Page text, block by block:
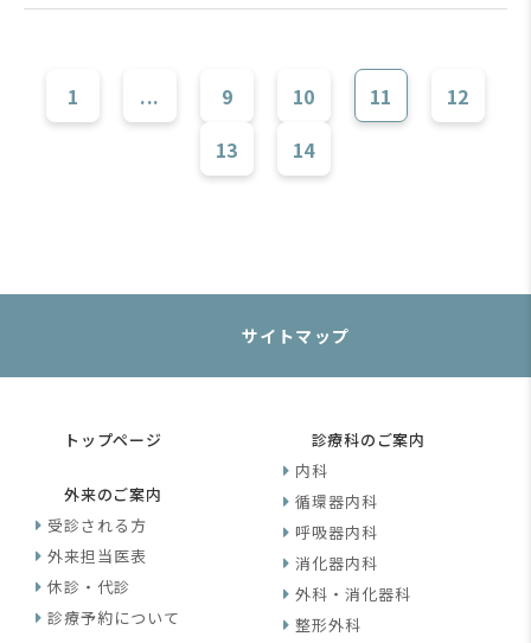
1 ... 9 10 11
12
13
14
サイトマップ
トップページ
外来のご案内
受診される方
外来担当医表
休診・代診
診療予約について
診療科のご案内
内科
循環器内科
呼吸器内科
消化器内科
外科・消化器科
整形外科